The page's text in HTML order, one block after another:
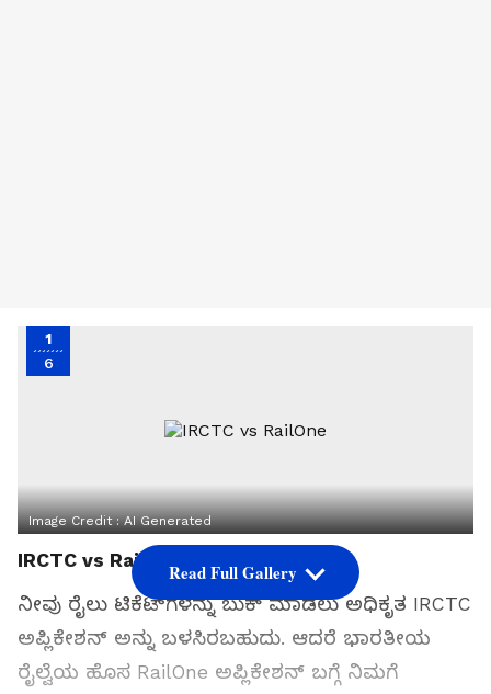
1
6
Image Credit :AI Generated
IRCTC vs RailOne
ನೀವು ರೈಲು ಟಿಕೆಟ್‌ಗಳನ್ನು ಬುಕ್ ಮಾಡಲು ಅಧಿಕೃತ IRCTC
ಅಪ್ಲಿಕೇಶನ್ ಅನ್ನು ಬಳಸಿರಬಹುದು. ಆದರೆ ಭಾರತೀಯ
ರೈಲ್ವೆಯ ಹೊಸ RailOne ಅಪ್ಲಿಕೇಶನ್ ಬಗ್ಗೆ ನಿಮಗೆ
Read Full Gallery